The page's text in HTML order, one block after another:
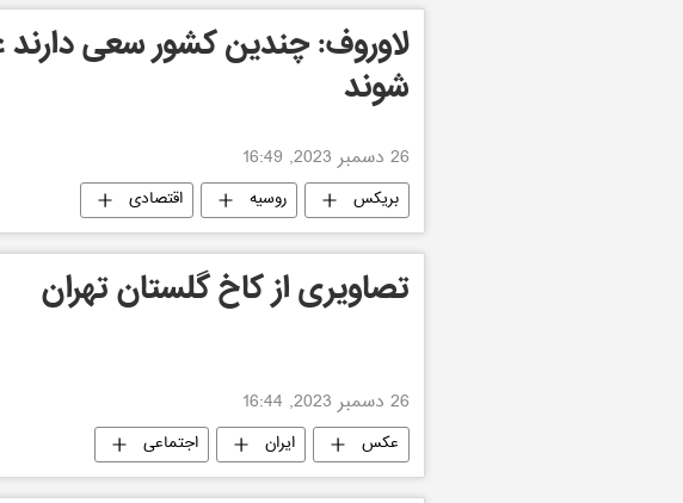
لاوروف: چندین کشور سعی
شوند
26 دسمبر 2023, 16:49
بریکس روسیه اقتصادی
تصاویری از کاخ گلستان تهران
26 دسمبر 2023, 16:44
عکس ایران اجتماعی